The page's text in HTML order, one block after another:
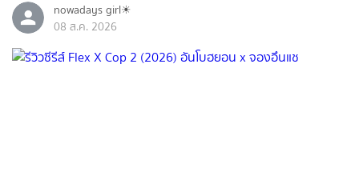
nowadays girl☀︎︎
08 ส.ค. 2026